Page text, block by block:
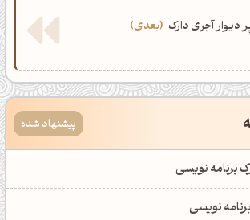
دیوار آجری دارک بعدی
پیشنهاد شده
برنامه نویسی
نویسی